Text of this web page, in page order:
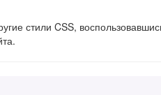
стили CSS,